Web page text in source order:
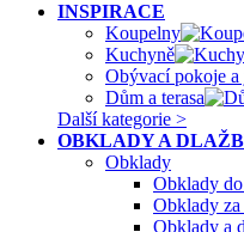
INSPIRACE
Koupelny
Kuchyně
Obývací pokoje
Dům a terasa
Další kategorie >
OBKLADY A
Obklady
Obklady
Obklady
Obklady a